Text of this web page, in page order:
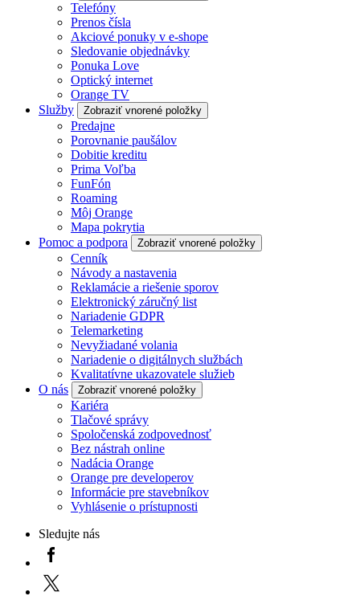
Telefóny
Prenos čísla
Akciové ponuky v e-shope
Sledovanie objednávky
Ponuka Love
Optický internet
Orange TV
Služby
Zobraziť vnorené položky
Predajne
Porovnanie paušálov
Dobitie kreditu
Prima Voľba
FunFón
Roaming
Môj Orange
Mapa pokrytia
Pomoc a podpora
Zobraziť vnorené položky
Cenník
Návody a nastavenia
Reklamácie a riešenie sporov
Elektronický záručný list
Nariadenie GDPR
Telemarketing
Nevyžiadané volania
Nariadenie o digitálnych službách
Kvalitatívne ukazovatele služieb
O nás
Zobraziť vnorené položky
Kariéra
Tlačové správy
Spoločenská zodpovednosť
Bez nástrah online
Nadácia Orange
Orange pre developerov
Informácie pre stavebníkov
Vyhlásenie o prístupnosti
Sledujte nás